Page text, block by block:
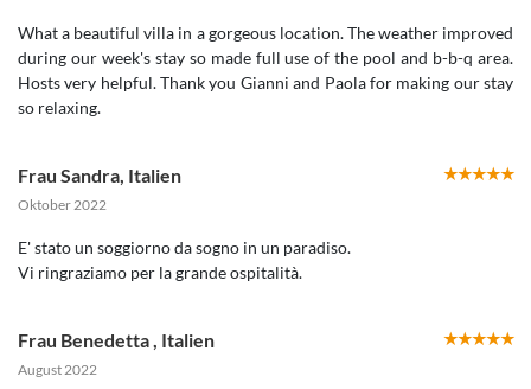
What a beautiful villa in a gorgeous location. The weather improved
during our week's stay so made full use of the pool and b-b-q area.
Hosts very helpful. Thank you Gianni and Paola for making our stay
so relaxing.
Frau Sandra Italien
Oktober 2022
E' stato un soggiorno da sogno in un paradiso.
Vi ringraziamo per la grande ospitalità.
Frau Benedetta Italien
August 2022